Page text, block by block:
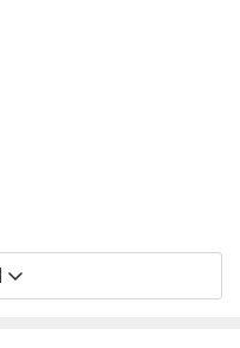
다, ‘왜 그것이 아름답다고 여
유 구조를 들여다보며, 독자들
있는 건축물, 그저 기능이나 양
택의 결과라는 사실을 일깨운
축을 통해 시대를 이해하고, 철
을 보는 눈을 바꾸고 싶은 이들